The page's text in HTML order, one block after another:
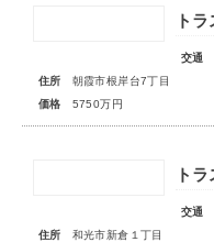
交通
住所
朝霞市根岸台7丁目
価格
5750万円
交通
住所
和光市新倉１丁目